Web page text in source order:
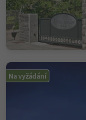
Na vyžádání